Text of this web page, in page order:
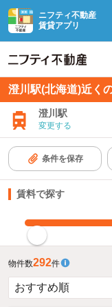
ニフティ不動産
賃貸アプリ
澄川駅(北海道)近く
澄川駅
変更する
条件を保存
賃料で探す
物件数292件